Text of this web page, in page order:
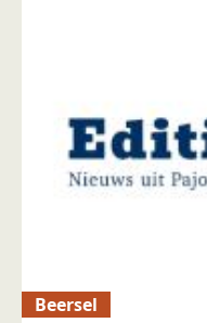
Beersel